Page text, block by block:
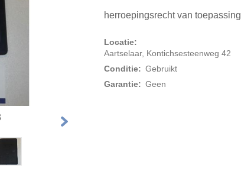
herroepingsrecht van toepassing
Locatie:
Aartselaar, Kontichsesteenweg 42
Conditie: Gebruikt
Garantie: Geen